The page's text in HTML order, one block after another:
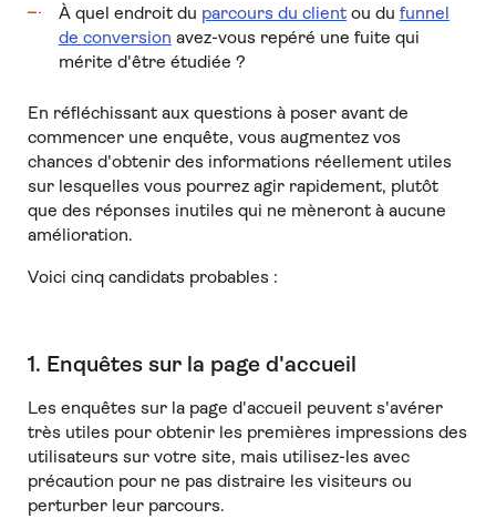
À quel endroit du parcours du clientou du funnel
de conversion avez-vous repéré une fuite qui
mérite d'être étudiée ?
En réfléchissant aux questions à poser avant de
commencer une enquête, vous augmentez vos
chances d'obtenir des informations réellement utiles
sur lesquelles vous pourrez agir rapidement, plutôt
que des réponses inutiles qui ne mèneront à aucune
amélioration.
Voici cinq candidats probables :
1. Enquêtes sur la page d'accueil
Les enquêtes sur la page d'accueil peuvent s'avérer
très utiles pour obtenir les premières impressions des
utilisateurs sur votre site, mais utilisez-les avec
précaution pour ne pas distraire les visiteurs ou
perturber leur parcours.